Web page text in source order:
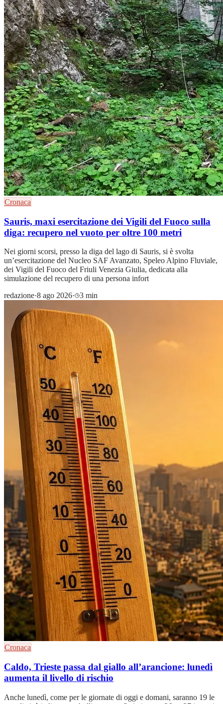
Cronaca
Sauris, maxi esercitazione dei Vigili del Fuoco sulla
diga: recupero nel vuoto per oltre 100 metri
Nei giorni scorsi, presso la diga del lago di Sauris, si è svolta
un’esercitazione del Nucleo SAF Avanzato, Speleo Alpino Fluviale,
dei Vigili del Fuoco del Friuli Venezia Giulia, dedicata alla
simulazione del recupero di una persona infort
redazione·8 ago 2026· 3 min
Cronaca
Caldo, Trieste passa dal giallo all’arancione: lunedì
aumenta il livello di rischio
Anche lunedì, come per le giornate di oggi e domani, saranno 19 le